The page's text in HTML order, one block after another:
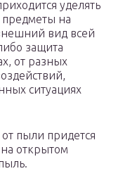
уделять
предметы на
вид всей
защита
от разных
ситуациях
пыли придется
открытом